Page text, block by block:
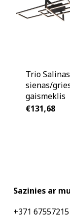
Trio Salinas
sienas/
gaismeklis
€131,68
Sazinies ar
+371 67557215